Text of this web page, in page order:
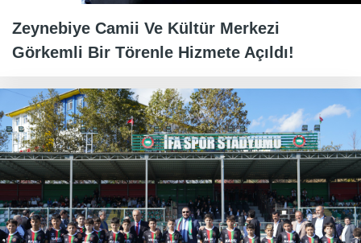
Zeynebiye Camii Ve Kültür Merkezi
Görkemli Bir Törenle Hizmete Açıldı!